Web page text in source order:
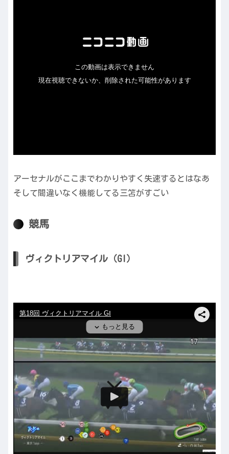
アーセナルがここまでわかりやすく失速するとはなあ
そして間違いなく機能してる三笘がすごい
競馬
ヴィクトリアマイル（GI）